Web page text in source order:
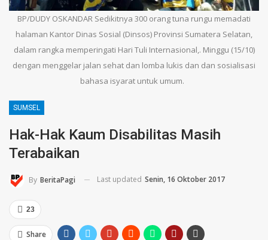
BP/DUDY OSKANDAR Sedikitnya 300 orang tuna rungu memadati
halaman Kantor Dinas Sosial (Dinsos) Provinsi Sumatera Selatan,
dalam rangka memperingati Hari Tuli Internasional,. Minggu (15/10)
dengan menggelar jalan sehat dan lomba lukis dan dan sosialisasi
bahasa isyarat untuk umum.
SUMSEL
Hak-Hak Kaum Disabilitas Masih
Terabaikan
By BeritaPagi Last updated Senin, 16 Oktober 2017
23
Share